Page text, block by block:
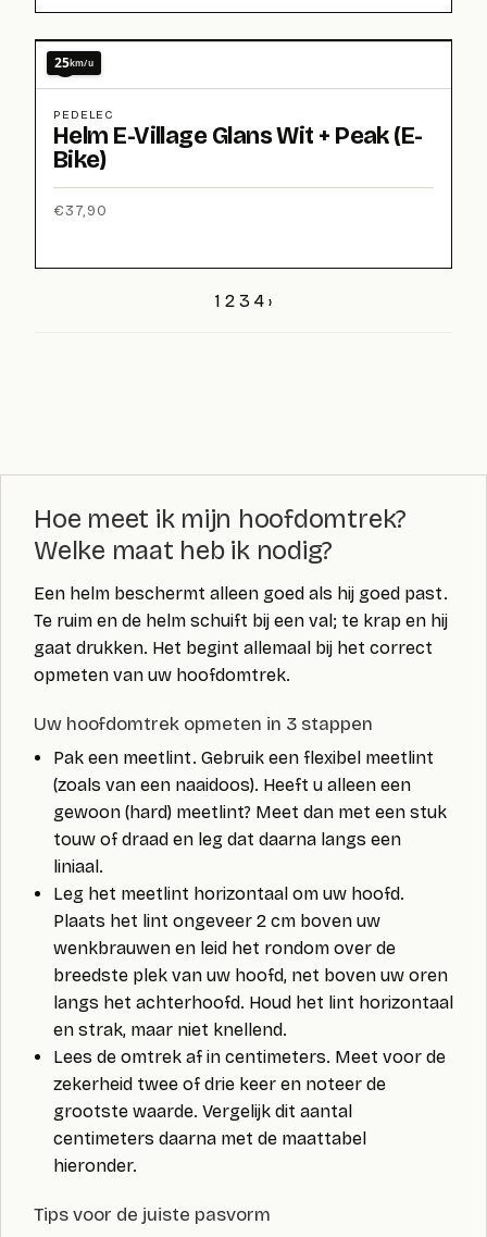
25km/u
PEDELEC
Helm E-Village Glans Wit + Peak (E-
Bike)
€37,90
1 2 3 4 ›
Hoe meet ik mijn hoofdomtrek?
Welke maat heb ik nodig?
Een helm beschermt alleen goed als hij goed past.
Te ruim en de helm schuift bij een val; te krap en hij
gaat drukken. Het begint allemaal bij het correct
opmeten van uw hoofdomtrek.
Uw hoofdomtrek opmeten in 3 stappen
Pak een meetlint. Gebruik een flexibel meetlint
(zoals van een naaidoos). Heeft u alleen een
gewoon (hard) meetlint? Meet dan met een stuk
touw of draad en leg dat daarna langs een
liniaal.
Leg het meetlint horizontaal om uw hoofd.
Plaats het lint ongeveer 2 cm boven uw
wenkbrauwen en leid het rondom over de
breedste plek van uw hoofd, net boven uw oren
langs het achterhoofd. Houd het lint horizontaal
en strak, maar niet knellend.
Lees de omtrek af in centimeters. Meet voor de
zekerheid twee of drie keer en noteer de
grootste waarde. Vergelijk dit aantal
centimeters daarna met de maattabel
hieronder.
Tips voor de juiste pasvorm